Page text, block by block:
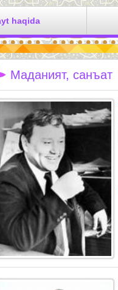
haqida
Маданият, санъат